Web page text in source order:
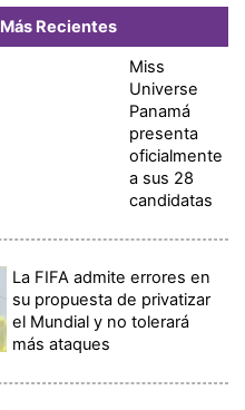
Más Recientes
Miss
Universe
Panamá
presenta
oficialmente
a sus 28
candidatas
La FIFA admite errores en
su propuesta de privatizar
el Mundial y no tolerará
más ataques